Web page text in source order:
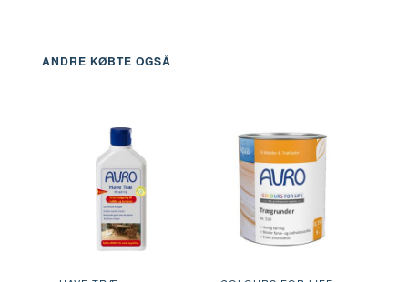
ANDRE KØBTE OGSÅ